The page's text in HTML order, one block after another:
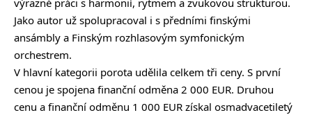
výrazné práci s harmonií, rytmem a zvukovou strukturou.
Jako autor už spolupracoval i s předními finskými
ansámbly a Finským rozhlasovým symfonickým
orchestrem.
V hlavní kategorii porota udělila celkem tři ceny. S první
cenou je spojena finanční odměna 2 000 EUR. Druhou
cenu a finanční odměnu 1 000 EUR získal osmadvacetiletý